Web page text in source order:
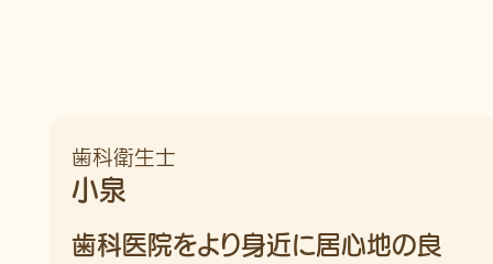
歯科衛生士
小泉
歯科医院をより身近に居心地の良